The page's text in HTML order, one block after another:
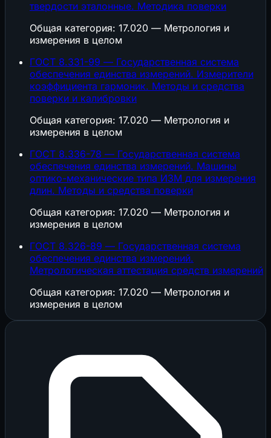
твердости эталонные. Методика поверки
Общая категория: 17.020 — Метрология и
измерения в целом
ГОСТ 8.331-99 — Государственная система
обеспечения единства измерений. Измерители
коэффициента гармоник. Методы и средства
поверки и калибровки
Общая категория: 17.020 — Метрология и
измерения в целом
ГОСТ 8.336-78 — Государственная система
обеспечения единства измерений. Машины
оптико-механические типа ИЗМ для измерения
длин. Методы и средства поверки
Общая категория: 17.020 — Метрология и
измерения в целом
ГОСТ 8.326-89 — Государственная система
обеспечения единства измерений.
Метрологическая аттестация средств измерений
Общая категория: 17.020 — Метрология и
измерения в целом